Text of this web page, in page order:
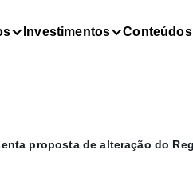
Investimentos Conteúdos
proposta de alteração do